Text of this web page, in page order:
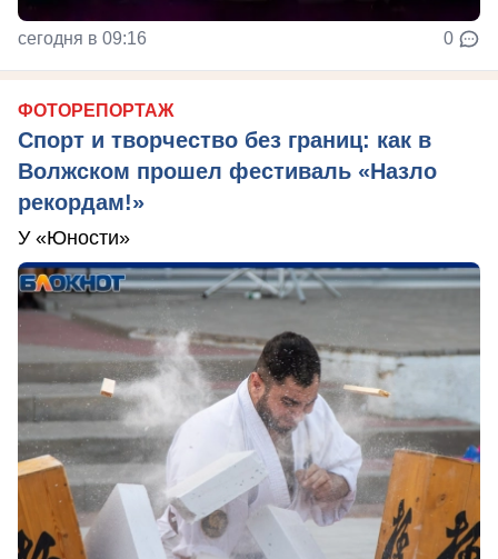
сегодня в 09:16 0
ФОТОРЕПОРТАЖ
Спорт и творчество без границ: как в
Волжском прошел фестиваль «Назло
рекордам!»
У «Юности»